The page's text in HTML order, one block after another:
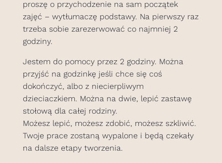
proszę o przychodzenie na sam początek
zajęć – wytłumaczę podstawy. Na pierwszy raz
trzeba sobie zarezerwować co najmniej 2
godziny.
Jestem do pomocy przez 2 godziny. Można
przyjść na godzinkę jeśli chce się coś
dokończyć, albo z niecierpliwym
dzieciaczkiem. Można na dwie, lepić zastawę
stołową dla całej rodziny.
Możesz lepić, możesz zdobić, możesz szkliwić.
Twoje prace zostaną wypalone i będą czekały
na dalsze etapy tworzenia.